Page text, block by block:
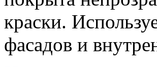
краски.
фасадов и